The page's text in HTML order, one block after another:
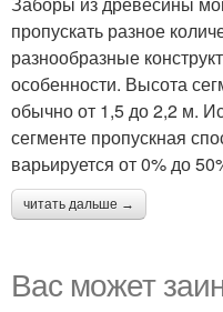
пропускать разное
разнообразные
особенности. Высота
обычно от 1,5 до 2,2 м.
сегменте пропускная
варьируется от 0% до
читать дальше →
Вас может